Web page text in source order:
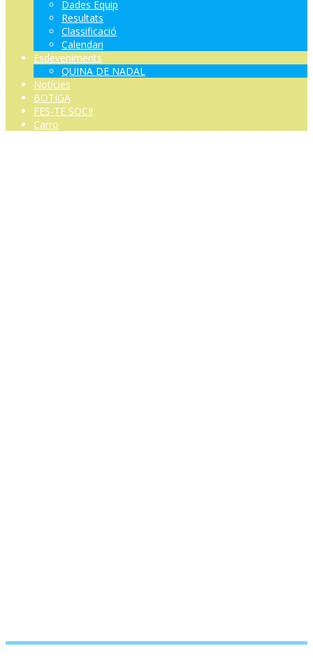
Dades Equip
Resultats
Classificació
Calendari
Esdeveniments
QUINA DE NADAL
Notícies
BOTIGA
FES-TE SOCI!
Carro